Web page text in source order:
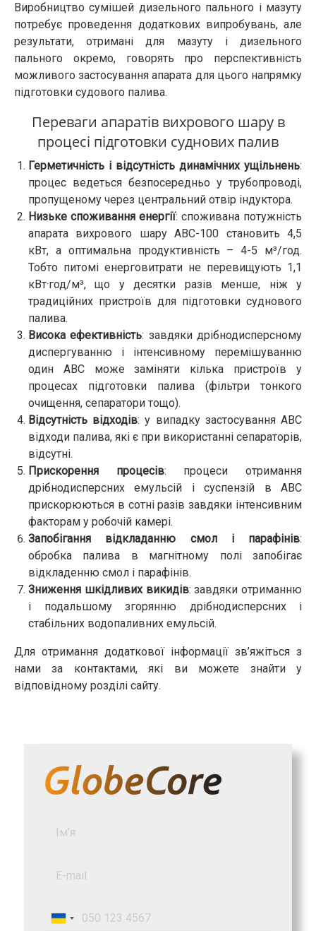
Виробництво сумішей дизельного пального і мазуту
потребує проведення додаткових випробувань, але
результати, отримані для мазуту і дизельного
пального окремо, говорять про перспективність
можливого застосування апарата для цього напрямку
підготовки судового палива.
Переваги апаратів вихрового шару в
процесі підготовки суднових палив
Герметичність і відсутність динамічних ущільнень:
процес ведеться безпосередньо у трубопроводі,
пропущеному через центральний отвір індуктора.
Низьке споживання енергії: споживана потужність
апарата вихрового шару АВС-100 становить 4,5
кВт, а оптимальна продуктивність – 4-5 м³/год.
Тобто питомі енерговитрати не перевищують 1,1
кВт·год/м³, що у десятки разів менше, ніж у
традиційних пристроїв для підготовки суднового
палива.
Висока ефективність: завдяки дрібнодисперсному
диспергуванню і інтенсивному перемішуванню
один АВС може заміняти кілька пристроїв у
процесах підготовки палива (фільтри тонкого
очищення, сепаратори тощо).
Відсутність відходів: у випадку застосування АВС
відходи палива, які є при використанні сепараторів,
відсутні.
Прискорення процесів: процеси отримання
дрібнодисперсних емульсій і суспензій в АВС
прискорюються в сотні разів завдяки інтенсивним
факторам у робочій камері.
Запобігання відкладанню смол і парафінів:
обробка палива в магнітному полі запобігає
відкладенню смол і парафінів.
Зниження шкідливих викидів: завдяки отриманню
і подальшому згорянню дрібнодисперсних і
стабільних водопаливних емульсій.
Для отримання додаткової інформації зв’яжіться з
нами за контактами, які ви можете знайти у
відповідному розділі сайту.